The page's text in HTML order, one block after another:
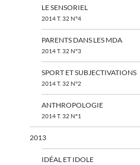
LE SENSORIEL
2014 T. 32 N°4
PARENTS DANS LES MDA
2014 T. 32 N°3
SPORT ET SUBJECTIVATIONS
2014 T. 32 N°2
ANTHROPOLOGIE
2014 T. 32 N°1
2013
IDÉAL ET IDOLE